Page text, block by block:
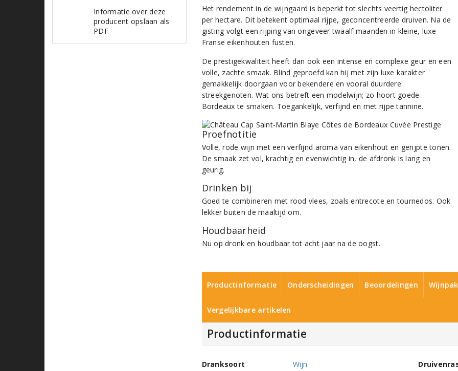
Informatie over deze
producent opslaan als
PDF
Het rendement in de wijngaard is beperkt tot slechts veertig hectoliter
per hectare. Dit betekent optimaal rijpe, geconcentreerde druiven. Na de
gisting volgt een rijping van ongeveer twaalf maanden in kleine, luxe
Franse eikenhouten fusten.
De prestigekwaliteit heeft dan ook een intense en complexe geur en een
volle, zachte smaak. Blind geproefd kan hij met zijn luxe karakter
gemakkelijk doorgaan voor bekendere en vooral duurdere
streekgenoten. Wat ons betreft een modelwijn; zo hoort goede
Bordeaux te smaken. Toegankelijk, verfijnd en met rijpe tannine.
Proefnotitie
Volle, rode wijn met een verfijnd aroma van eikenhout en gerijpte tonen.
De smaak zet vol, krachtig en evenwichtig in, de afdronk is lang en
geurig.
Drinken bij
Goed te combineren met rood vlees, zoals entrecote en tournedos. Ook
lekker buiten de maaltijd om.
Houdbaarheid
Nu op dronk en houdbaar tot acht jaar na de oogst.
Productinformatie Onderscheidingen Beoordelingen
Vergelijkbare artikelen
Productinformatie
Dranksoort
Wijn